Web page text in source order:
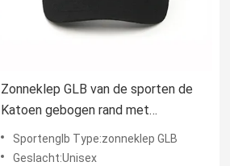
Zonneklep GLB van de sporten de
Katoen gebogen rand met
Borduurwerkembleem en geweven
band
Sportenglb Type:zonneklep GLB
Geslacht:Unisex